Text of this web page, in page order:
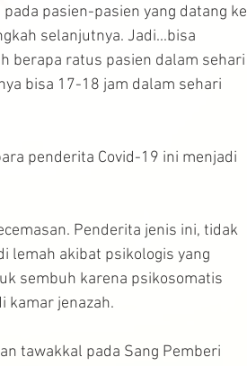
pasien-pasien yang datang ke
selanjutnya. Jadi...bisa
berapa ratus pasien dalam sehari
bisa 17-18 jam dalam sehari
penderita Covid-19 ini menjadi
Penderita jenis ini, tidak
lemah akibat psikologis yang
sembuh karena psikosomatis
kamar jenazah.
tawakkal pada Sang Pemberi